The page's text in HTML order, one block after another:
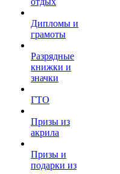
Дипломы и
грамоты
Разрядные
книжки и
значки
ГТО
Призы из
акрила
Призы и
подарки из